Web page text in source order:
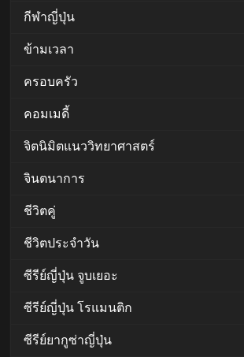
กีฬาญี่ปุ่น
ข้ามเวลา
ครอบครัว
คอมเมดี้
จิตนิมิตแนววิทยาศาสตร์
จินตนาการ
ชีวิตคู่
ชีวิตประจำวัน
ซีรีย์ญี่ปุ่น จูบเยอะ
ซีรีย์ญี่ปุ่น โรแมนติก
ซีรีย์ยากูซ่าญี่ปุ่น